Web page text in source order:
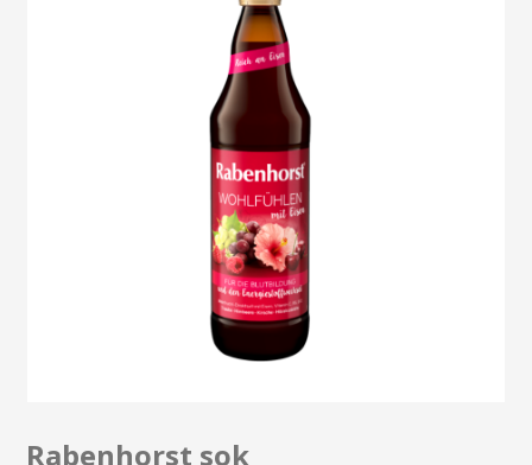
Rabenhorst sok